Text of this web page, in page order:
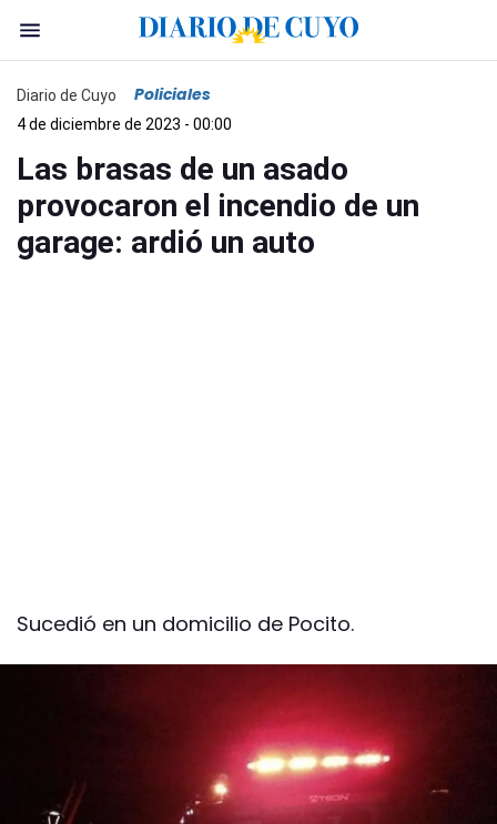
Diario de Cuyo Policiales
4 de diciembre de 2023 - 00:00
Las brasas de un asado
provocaron el incendio de un
garage: ardió un auto
Sucedió en un domicilio de Pocito.